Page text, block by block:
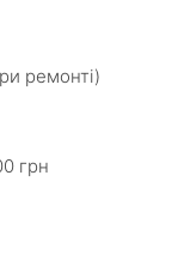
ремонті)
грн